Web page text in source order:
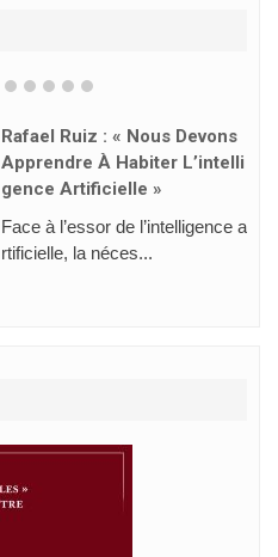
Rafael Ruiz : « Nous Devons
Apprendre À Habiter L’intelli
Gence Artificielle »
Face à l’essor de l’intelligence a
rtificielle, la néces...